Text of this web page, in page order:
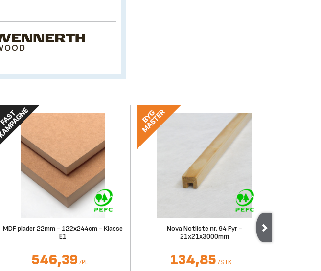
MDF plader 22mm - 122x244cm - Klasse
E1
546,39 /PL
Nova Notliste nr. 94 Fyr -
21x21x3000mm
134,85 /STK